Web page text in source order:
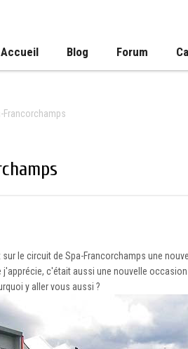
Accueil Blog Forum
Francorchamps
le circuit de Spa-Francorchamps une
c'était aussi une nouvelle
y aller vous aussi ?